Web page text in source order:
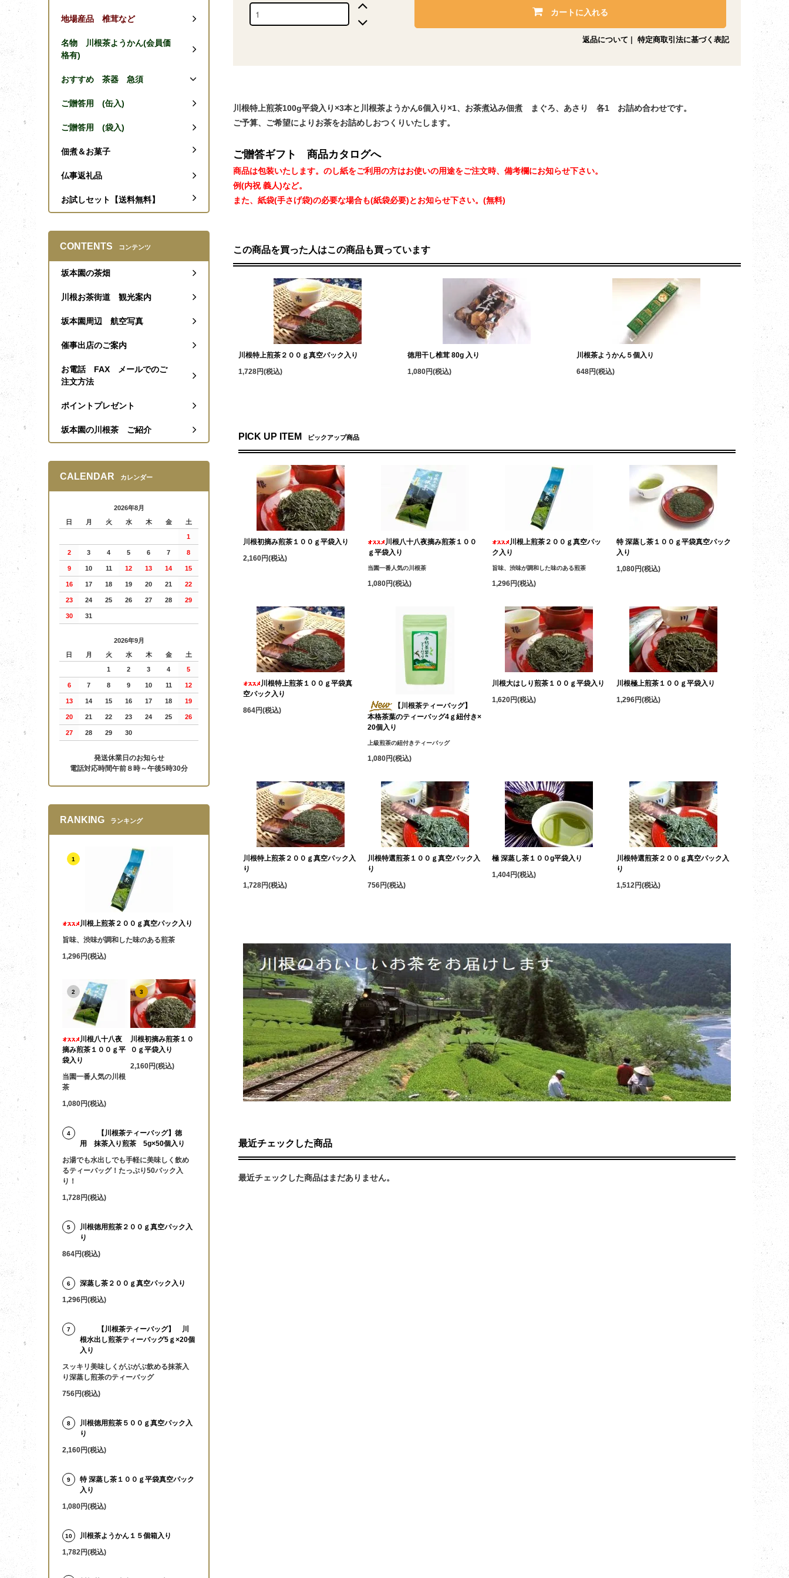
カートに入れる
返品について 特定商取引法に基づく表記
川根特上煎茶100g平袋入り×3本と川根茶ようかん6個入り×1、お茶煮込み佃煮 まぐろ、あさり 各1 お詰め合わせです。
ご予算、ご希望によりお茶をお詰めしおつくりいたします。
ご贈答ギフト 商品カタログへ
商品は包装いたします。のし紙をご利用の方はお使いの用途をご注文時、備考欄にお知らせ下さい。
例(内祝 義人)など。
また、紙袋(手さげ袋)の必要な場合も(紙袋必要)とお知らせ下さい。(無料)
この商品を買った人はこの商品も買っています
川根特上煎茶２００ｇ真空パック入り
1,728円(税込)
徳用干し椎茸 80g 入り
1,080円(税込)
川根茶ようかん５個入り
648円(税込)
PICK UP ITEM ピックアップ商品
川根初摘み煎茶１００ｇ平袋入り
2,160円(税込)
川根八十八夜摘み煎茶１００
ｇ平袋入り
当園一番人気の川根茶
1,080円(税込)
川根上煎茶２００ｇ真空パッ
ク入り
旨味、渋味が調和した味のある煎茶
1,296円(税込)
特 深蒸し茶１００ｇ平袋真空パック
入り
1,080円(税込)
川根特上煎茶１００ｇ平袋真
空パック入り
864円(税込)
【川根茶ティーバッグ】
本格茶葉のティーバッグ4ｇ紐付き×
20個入り
上級煎茶の紐付きティーバッグ
1,080円(税込)
川根大はしり煎茶１００ｇ平袋入り
1,620円(税込)
川根極上煎茶１００ｇ平袋入り
1,296円(税込)
川根特上煎茶２００ｇ真空パック入
り
1,728円(税込)
川根特選煎茶１００ｇ真空パック入
り
756円(税込)
極 深蒸し茶１００g平袋入り
1,404円(税込)
川根特選煎茶２００ｇ真空パック入
り
1,512円(税込)
最近チェックした商品
最近チェックした商品はまだありません。
地場産品 椎茸など
名物 川根茶ようかん(会員価
格有)
おすすめ 茶器 急須
ご贈答用 (缶入)
ご贈答用 (袋入)
佃煮＆お菓子
仏事返礼品
お試しセット【送料無料】
CONTENTS コンテンツ
坂本園の茶畑
川根お茶街道 観光案内
坂本園周辺 航空写真
催事出店のご案内
お電話 FAX メールでのご
注文方法
ポイントプレゼント
坂本園の川根茶 ご紹介
CALENDAR カレンダー
2026年8月
日
月 火 水 木 金 土
1
2 3 4 5 6 7 8
9 10 11 12 13 14 15
16 17 18 19 20 21 22
23 24 25 26 27 28 29
30 31
2026年9月
日
月 火 水 木 金 土
1 2 3 4 5
6 7 8 9 10 11 12
13 14 15 16 17 18 19
20 21 22 23 24 25 26
27 28 29 30
発送休業日のお知らせ
電話対応時間午前８時～午後5時30分
RANKING ランキング
1
川根上煎茶２００ｇ真空パック入り
旨味、渋味が調和した味のある煎茶
1,296円(税込)
2
川根八十八夜
摘み煎茶１００ｇ平
袋入り
当園一番人気の川根
茶
1,080円(税込)
3
川根初摘み煎茶１０
０ｇ平袋入り
2,160円(税込)
4
【川根茶ティーバッグ】徳
用 抹茶入り煎茶 5g×50個入り
お湯でも水出しでも手軽に美味しく飲め
るティーバッグ！たっぷり50パック入
り！
1,728円(税込)
5
川根徳用煎茶２００ｇ真空パック入
り
864円(税込)
6
深蒸し茶２００ｇ真空パック入り
1,296円(税込)
7
【川根茶ティーバッグ】 川
根水出し煎茶ティーバッグ5ｇ×20個
入り
スッキリ美味しくがぶがぶ飲める抹茶入
り深蒸し煎茶のティーバッグ
756円(税込)
8
川根徳用煎茶５００ｇ真空パック入
り
2,160円(税込)
9
特 深蒸し茶１００ｇ平袋真空パック
入り
1,080円(税込)
10
川根茶ようかん１５個箱入り
1,782円(税込)